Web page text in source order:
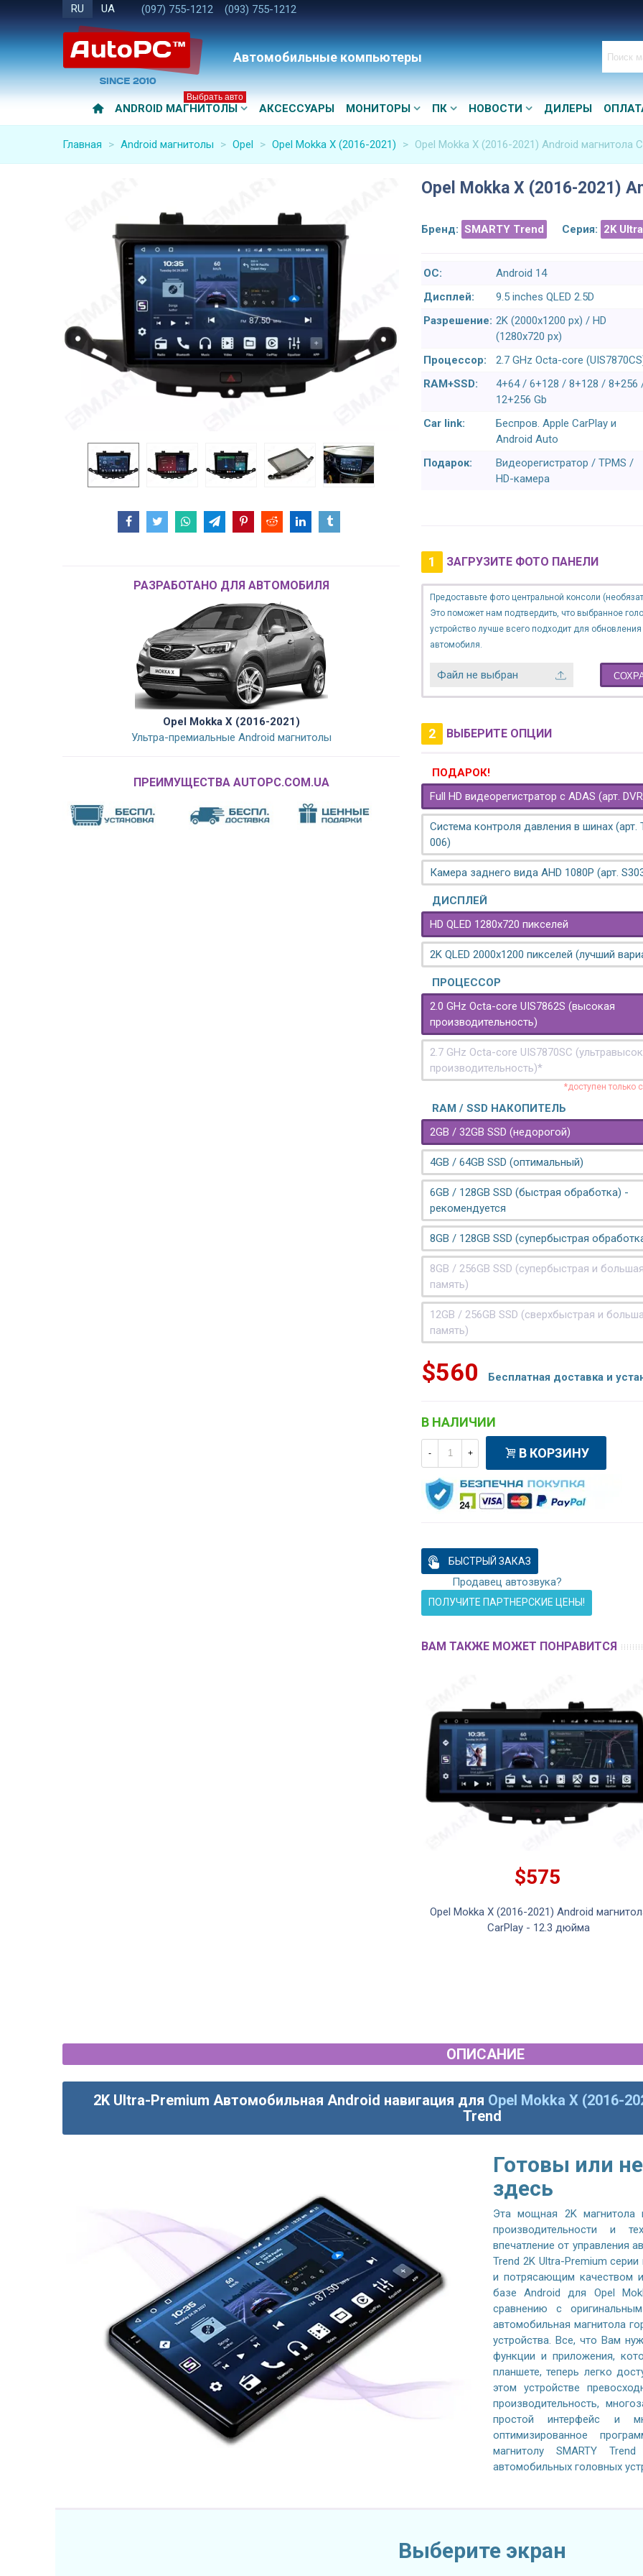
RU UA (097) 755-1212 (093) 755-1212
Автомобильные компьютеры
ANDROID МАГНИТОЛЫ
Выбрать авто
АКСЕССУАРЫ МОНИТОРЫ ПК НОВОСТИ ДИЛЕРЫ
Главная > Android магнитолы > Opel > Opel Mokka X (2016-2021) > Opel Mokka X (2016-2021) Android магнитола
РАЗРАБОТАНО ДЛЯ АВТОМОБИЛЯ
Opel Mokka X (2016-2021)
Ультра-премиальные Android магнитолы
ПРЕИМУЩЕСТВА AUTOPC.COM.UA
Opel Mokka X (2016-2021)
Бренд: SMARTY Trend Серия: 2K
ОС:
Android 14
Дисплей:
9.5 inches QLED 2.5D
Разрешение: 2K (2000x1200 px) / HD
(1280x720 px)
Процессор:
2.7 GHz Octa-core
RAM+SSD:
4+64 / 6+128 / 8+128 / 8+256
12+256 Gb
Car link:
Беспров. Apple CarPlay и
Android Auto
Подарок:
Видеорегистратор / TPMS /
HD-камера
1 ЗАГРУЗИТЕ ФОТО ПАНЕЛИ
Предоставьте фото центральной консоли
Это поможет нам подтвердить, что выбранное
устройство лучше всего подходит для
автомобиля.
Файл не выбран
2 ВЫБЕРИТЕ ОПЦИИ
ПОДАРОК!
Full HD видеорегистратор с ADAS (арт.
Система контроля давления в шинах (арт.
006)
Камера заднего вида AHD 1080P (арт.
ДИСПЛЕЙ
HD QLED 1280x720 пикселей
2K QLED 2000х1200 пикселей (лучший
ПРОЦЕССОР
2.0 GHz Octa-core UIS7862S (высокая
производительность)
2.7 GHz Octa-core UIS7870SC
производительность)*
*доступен только
RAM / SSD НАКОПИТЕЛЬ
2GB / 32GB SSD (недорогой)
4GB / 64GB SSD (оптимальный)
6GB / 128GB SSD (быстрая обработка) -
рекомендуется
8GB / 128GB SSD (супербыстрая
8GB / 256GB SSD (супербыстрая и
память)
12GB / 256GB SSD (сверхбыстрая и
память)
$560 Бесплатная доставка и
В НАЛИЧИИ
- + В КОРЗИНУ
БЫСТРЫЙ ЗАКАЗ
Продавец автозвука?
ПОЛУЧИТЕ ПАРТНЕРСКИЕ ЦЕНЫ!
ВАМ ТАКЖЕ МОЖЕТ ПОНРАВИТСЯ
$575
Opel Mokka X (2016-2021) Android
CarPlay - 12.3 дюйма
ОПИСАНИЕ
2K Ultra-Premium Автомобильная Android навигация для Opel Mokka X (2016-
Trend
Готовы или
здесь
Эта мощная 2K
производительности и
впечатление от управления
Trend 2K Ultra-Premium
и потрясающим качеством
базе Android для Opel
сравнению с
автомобильная магнитола
устройства. Все, что Вам
функции и приложения,
планшете, теперь легко
этом устройстве
производительность,
простой интерфейс и
оптимизированное
магнитолу SMARTY
автомобильных головных
Выберите экран